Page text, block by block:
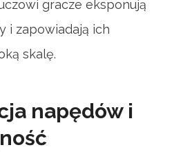
gracze eksponują
i zapowiadają ich
skalę.
napędów i